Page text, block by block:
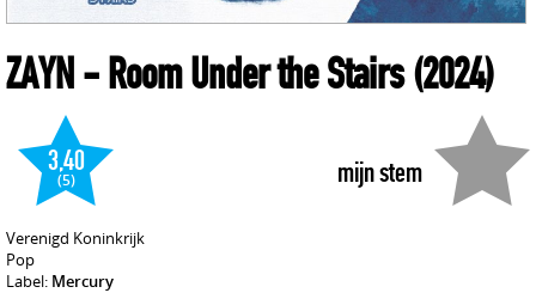
ZAYN- Room Under the Stairs(2024)
mijn stem
3,40
(5)
Verenigd Koninkrijk
Pop
Label: Mercury